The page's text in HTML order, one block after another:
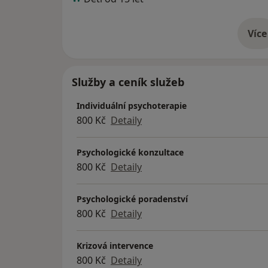
Více
o
Služby a ceník služeb
Individuální psychoterapie
800 Kč Detaily
Psychologické konzultace
800 Kč Detaily
Psychologické poradenství
800 Kč Detaily
Krizová intervence
800 Kč Detaily